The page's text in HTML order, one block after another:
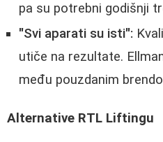
pa su potrebni godišnji
"Svi aparati su isti":
utiče na rezultate.
među pouzdanim
Alternative RTL Liftingu